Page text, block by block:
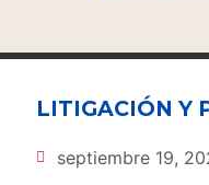
LITIGACIÓN Y
septiembre 19,